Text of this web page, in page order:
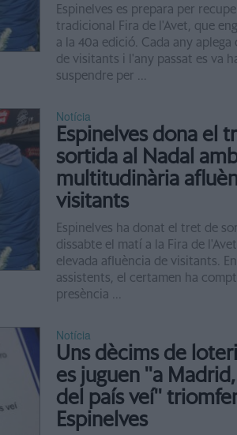
Espinelves es prepara per
tradicional Fira de l'Avet, que
a la 40a edició. Cada any aplega
de visitants i l'any passat es va
suspendre per ...
Notícia
Espinelves dona el
sortida al Nadal
multitudinària
visitants
Espinelves ha donat el tret de
dissabte el matí a la Fira de
elevada afluència de visitants.
assistents, el certamen ha
presència ...
Notícia
Uns dècims de
es juguen ''a
del país veí''
Espinelves